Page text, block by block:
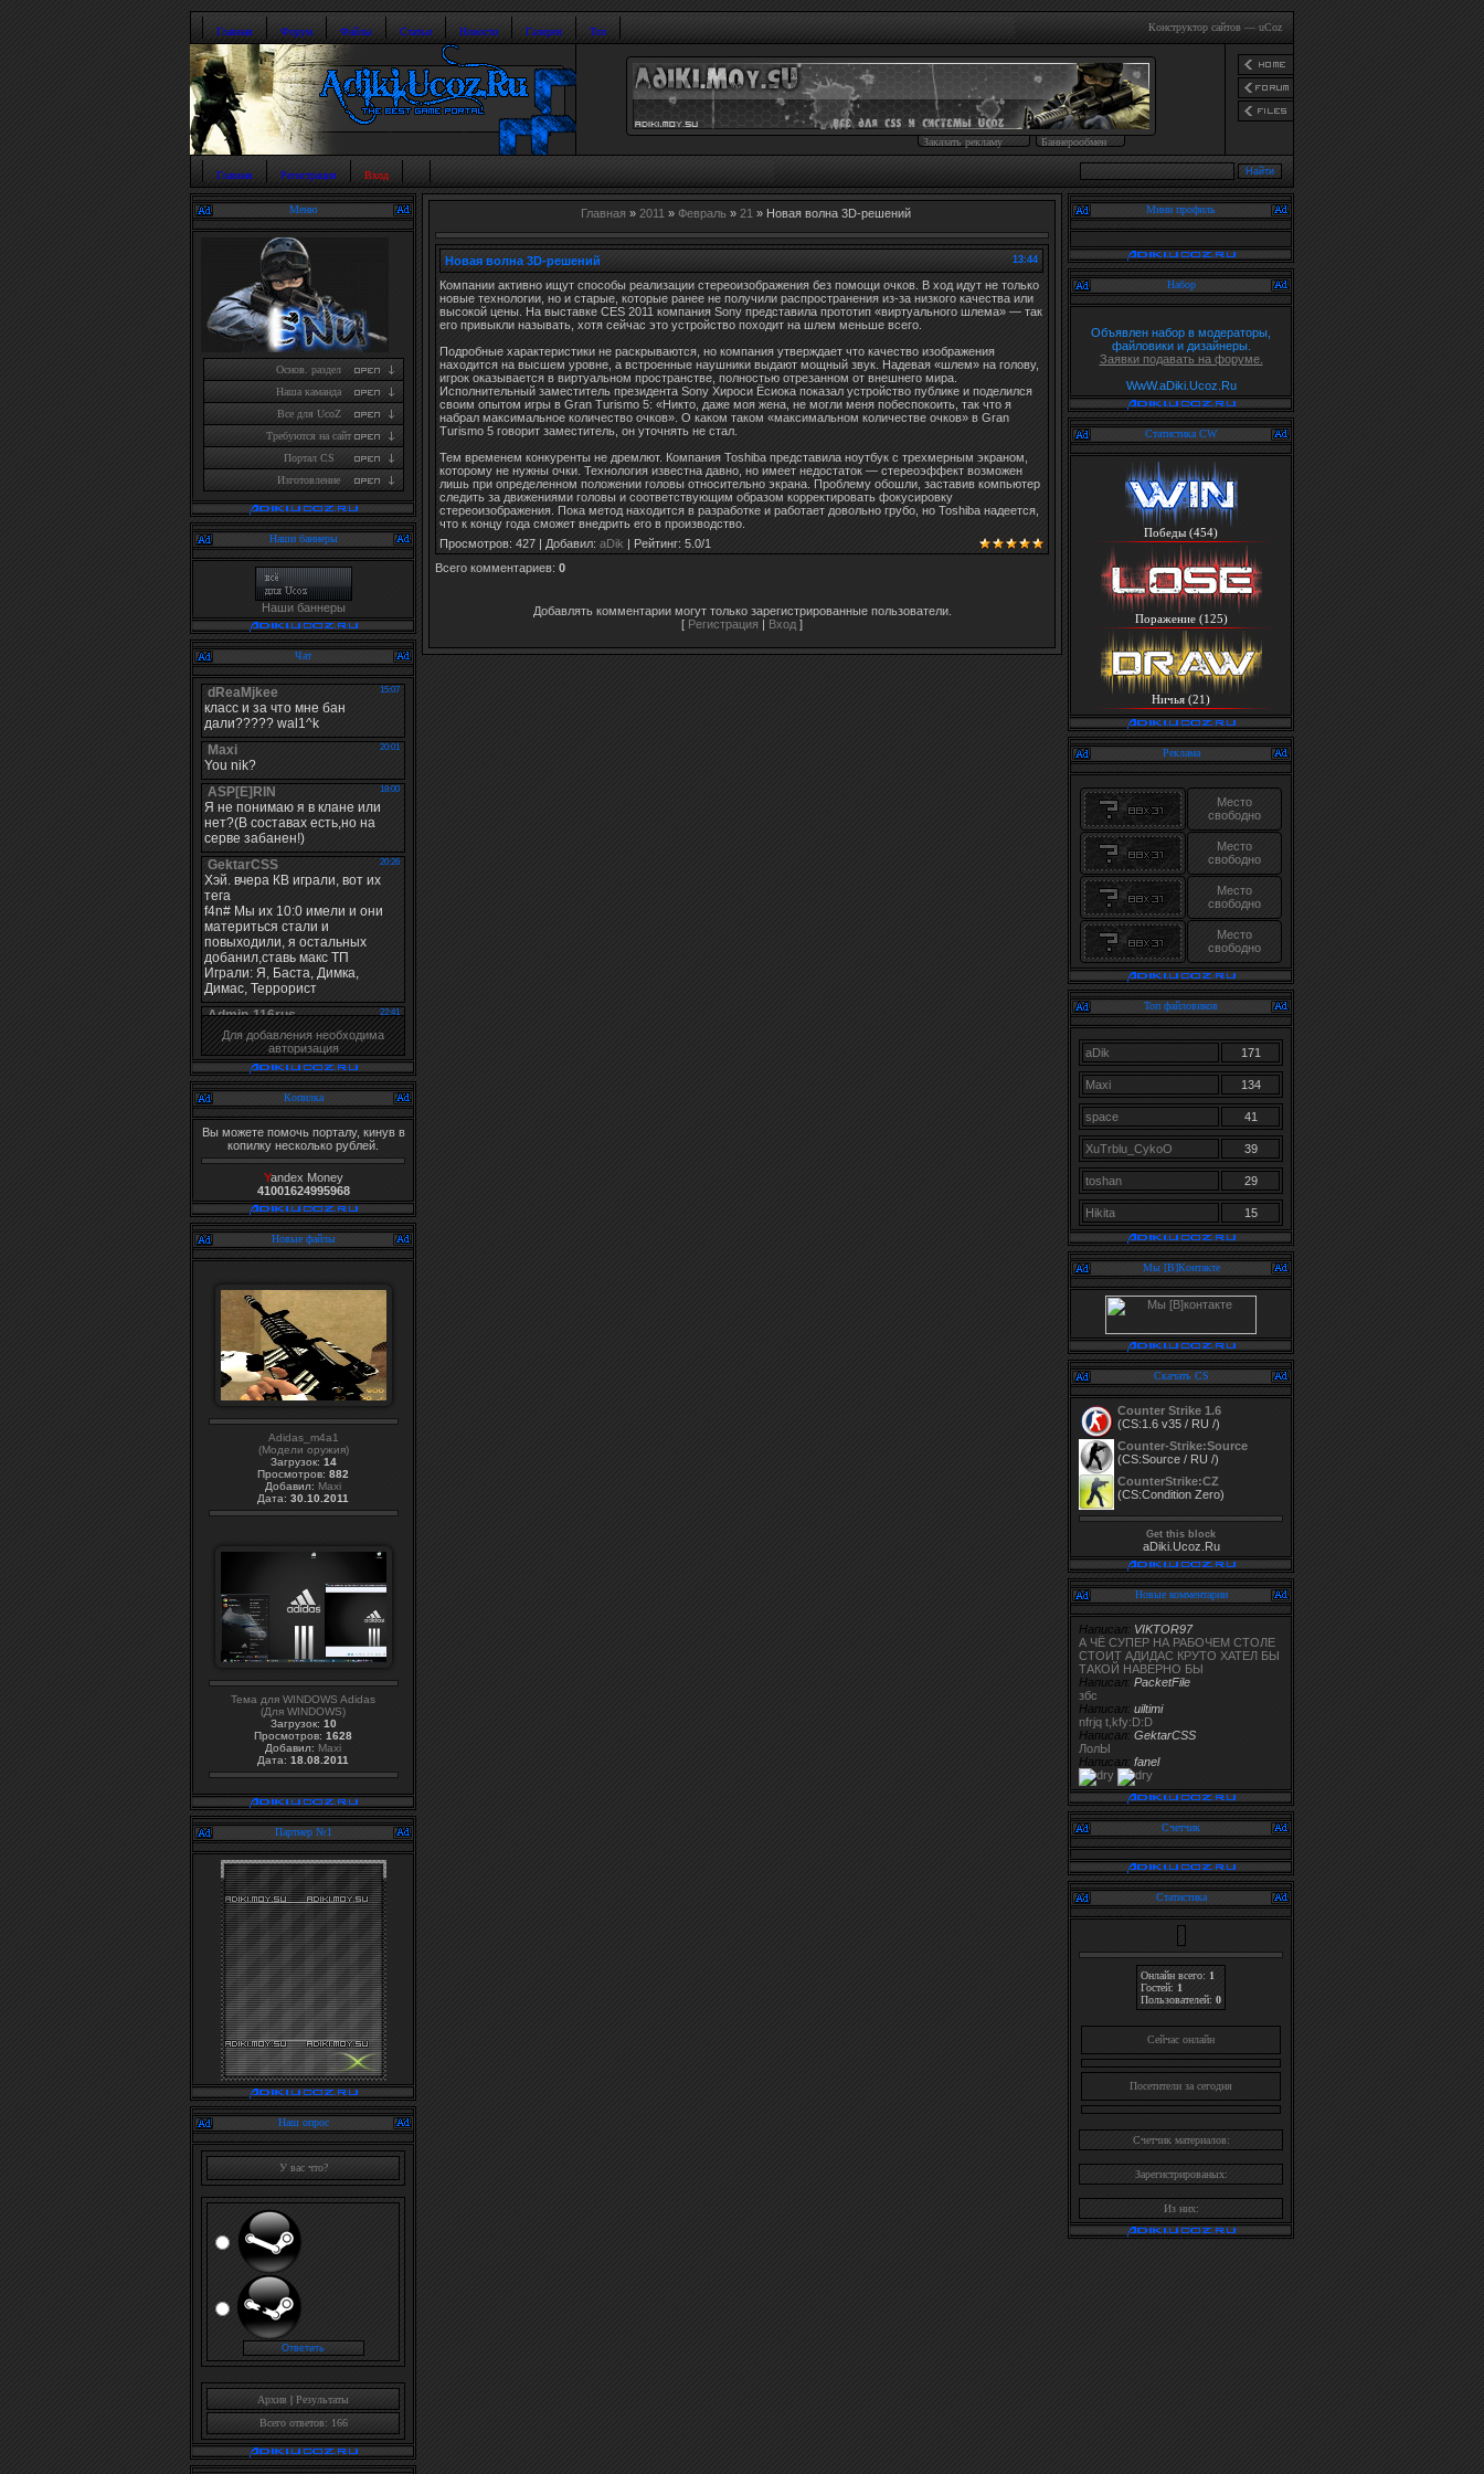
Главная Форум Файлы Статьи Новости Галерея Топ Конструктор сайтов — uCoz
Баннерообмен
Заказать рекламу
Главная Регистрация Вход
Меню
Основ. раздел
Наша каманда
Все для UcoZ
Требуются на сайт
Портал CS
Изготовление
Наши баннеры
Наши баннеры
Чат
Для добавления необходима
авторизация
Копилка
Вы можете помочь порталу, кинув в
копилку несколько рублей.
Yandex Money
41001624995968
Новые файлы
Adidas_m4a1
(Модели оружия)
Загрузок: 14
Просмотров: 882
Добавил: Maxi
Дата: 30.10.2011
Тема для WINDOWS Adidas
(Для WINDOWS)
Загрузок: 10
Просмотров: 1628
Добавил: Maxi
Дата: 18.08.2011
Партнер №1
Наш опрос
У вас что?
Архив | Результаты
Всего ответов: 166
Главная » 2011 » Февраль » 21 » Новая волна 3D-решений
13:44
Новая волна 3D-решений
Компании активно ищут способы реализации стереоизображения без помощи очков. В ход идут не только
новые технологии, но и старые, которые ранее не получили распространения из-за низкого качества или
высокой цены. На выставке CES 2011 компания Sony представила прототип «виртуального шлема» — так
его привыкли называть, хотя сейчас это устройство походит на шлем меньше всего.
Подробные характеристики не раскрываются, но компания утверждает что качество изображения
находится на высшем уровне, а встроенные наушники выдают мощный звук. Надевая «шлем» на голову,
игрок оказывается в виртуальном пространстве, полностью отрезанном от внешнего мира.
Исполнительный заместитель президента Sony Хироси Ёсиока показал устройство публике и поделился
своим опытом игры в Gran Turismo 5: «Никто, даже моя жена, не могли меня побеспокоить, так что я
набрал максимальное количество очков». О каком таком «максимальном количестве очков» в Gran
Turismo 5 говорит заместитель, он уточнять не стал.
Тем временем конкуренты не дремлют. Компания Toshiba представила ноутбук с трехмерным экраном,
которому не нужны очки. Технология известна давно, но имеет недостаток — стереоэффект возможен
лишь при определенном положении головы относительно экрана. Проблему обошли, заставив компьютер
следить за движениями головы и соответствующим образом корректировать фокусировку
стереоизображения. Пока метод находится в разработке и работает довольно грубо, но Toshiba надеется,
что к концу года сможет внедрить его в производство.
Просмотров: 427 | Добавил: aDik | Рейтинг: 5.0/1
Всего комментариев: 0
Добавлять комментарии могут только зарегистрированные пользователи.
[ Регистрация | Вход ]
Мини профиль
Набор
Объявлен набор в модераторы,
файловики и дизайнеры.
Заявки подавать на форуме.
WwW.aDiki.Ucoz.Ru
Статистика CW
Победы (454)
Поражение (125)
Ничья (21)
Реклама
Место
свободно
Место
свободно
Место
свободно
Место
свободно
Топ файловиков
aDik 171
Maxi 134
space 41
XuTrblu_CykoO 39
toshan 29
Hikita 15
Мы [В]Контакте
Скачать CS
Counter Strike 1.6
(CS:1.6 v35 / RU /)
Counter-Strike:Source
(CS:Source / RU /)
CounterStrike:CZ
(CS:Condition Zero)
Get this block
aDiki.Ucoz.Ru
Новые комментарии
Написал: VIKTOR97
А ЧЁ СУПЕР НА РАБОЧЕМ СТОЛЕ
СТОИТ АДИДАС КРУТО ХАТЕЛ БЫ
ТАКОЙ НАВЕРНО БЫ
Написал: PacketFile
збс
Написал: uiltimi
nfrjq t,kfy:D:D
Написал: GektarCSS
ЛолЫ
Написал: fanel
Счетчик
Статистика
Онлайн всего: 1
Гостей: 1
Пользователей: 0
Cейчас онлайн
Посетители за сегодня
Счетчик материалов:
Зарегистрированых:
Из них: